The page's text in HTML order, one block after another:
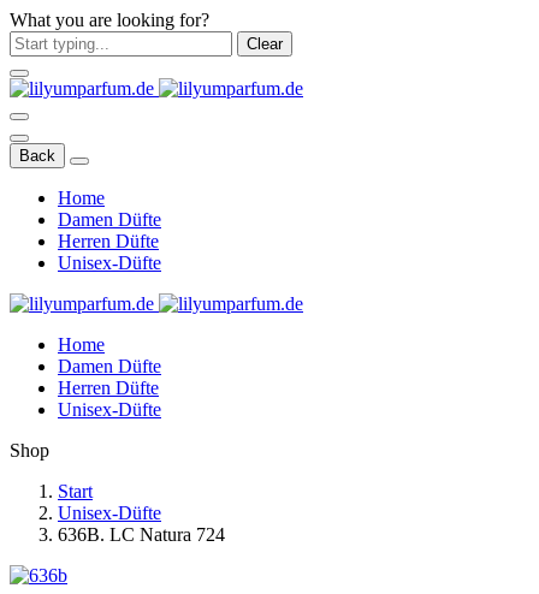
What you are looking for?
Clear
Back
Home
Damen Düfte
Herren Düfte
Unisex-Düfte
Home
Damen Düfte
Herren Düfte
Unisex-Düfte
Shop
Start
Unisex-Düfte
636B. LC Natura 724